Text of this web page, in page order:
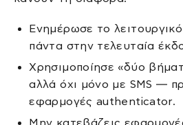
Ενημέρωσε το
πάντα στην τελευταία
Χρησιμοποίησε «δύο
αλλά όχι μόνο με SMS —
εφαρμογές authenticator.